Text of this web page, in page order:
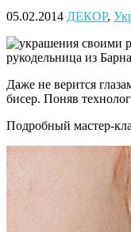
05.02.2014 ДЕКОР,
рукодельница из
Даже не верится
бисер. Поняв
Подробный мастер-